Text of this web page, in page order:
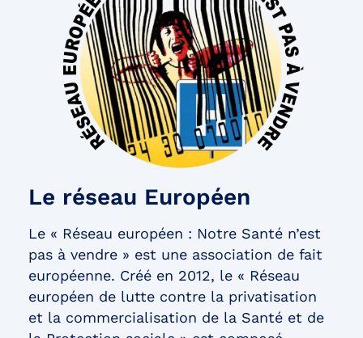
Le réseau Européen
Le « Réseau européen : Notre Santé n’est
pas à vendre » est une association de fait
européenne. Créé en 2012, le « Réseau
européen de lutte contre la privatisation
et la commercialisation de la Santé et de